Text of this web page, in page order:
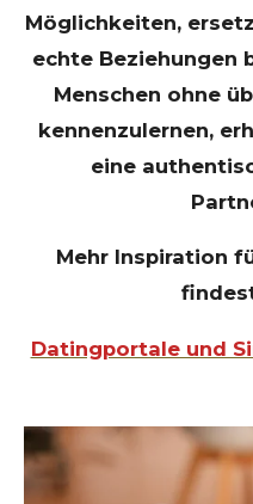
Möglichkeiten,
echte Beziehungen
Menschen ohne
kennenzulernen,
eine
Mehr Inspiration
Datingportale und